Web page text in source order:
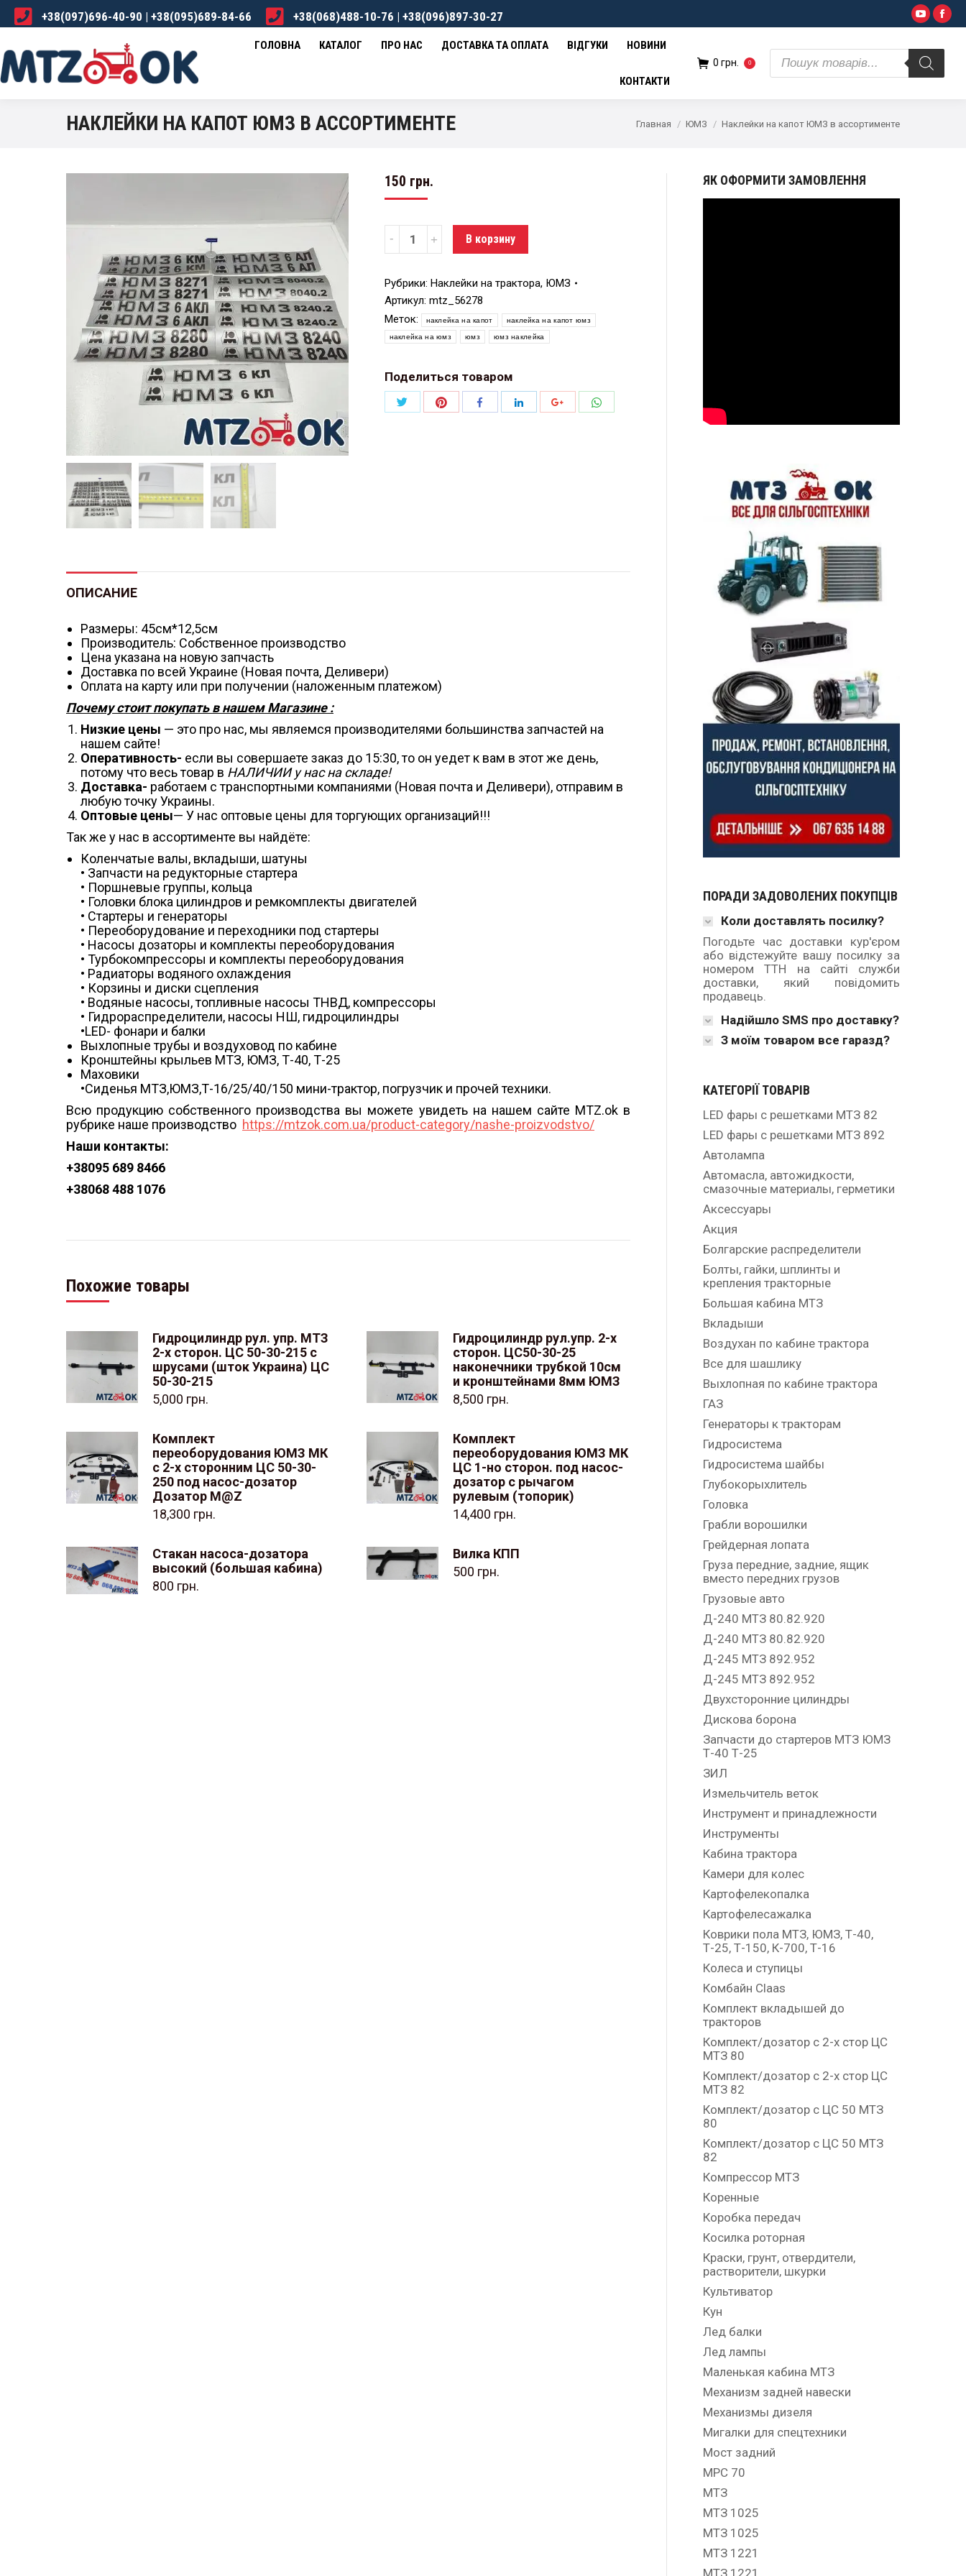
+38(097)696-40-90 | +38(095)689-84-66 +38(068)488-10-76 | +38(096)897-30-27
ГОЛОВНА КАТАЛОГ ПРО НАС ДОСТАВКА ТА ОПЛАТА ВІДГУКИ НОВИНИ
КОНТАКТИ
0грн. 0
Поиск
товаров
НАКЛЕЙКИ НА КАПОТ ЮМЗ В АССОРТИМЕНТЕ Главная ЮМЗ Наклейки на капот ЮМЗ в ассортименте
150 грн.
Количество В корзину
Рубрики: Наклейки на трактора, ЮМЗ
Артикул: mtz_56278
Меток:
наклейка на капот наклейка на капот юмз
наклейка на юмз юмз юмз наклейка
Поделиться товаром
ПоделитьсяПоделитьсяПоделитьсяПоделитьсяПоделитьсяПоделиться
ОПИСАНИЕ
Размеры: 45см*12,5см
Производитель: Собственное производство
Цена указана на новую запчасть
Доставка по всей Украине (Новая почта, Деливери)
Оплата на карту или при получении (наложенным платежом)
Почему стоит покупать в нашем Магазине :
Низкие цены — это про нас, мы являемся производителями большинства запчастей на
нашем сайте!
Оперативность- если вы совершаете заказ до 15:30, то он уедет к вам в этот же день,
потому что весь товар в НАЛИЧИИ у нас на складе!
Доставка- работаем с транспортными компаниями (Новая почта и Деливери), отправим в
любую точку Украины.
Оптовые цены— У нас оптовые цены для торгующих организаций!!!
Так же у нас в ассортименте вы найдёте:
Коленчатые валы, вкладыши, шатуны
• Запчасти на редукторные стартера
• Поршневые группы, кольца
• Головки блока цилиндров и ремкомплекты двигателей
• Стартеры и генераторы
• Переоборудование и переходники под стартеры
• Насосы дозаторы и комплекты переоборудования
• Турбокомпрессоры и комплекты переоборудования
• Радиаторы водяного охлаждения
• Корзины и диски сцепления
• Водяные насосы, топливные насосы ТНВД, компрессоры
• Гидрораспределители, насосы НШ, гидроцилиндры
•LED- фонари и балки
Выхлопные трубы и воздуховод по кабине
Кронштейны крыльев МТЗ, ЮМЗ, Т-40, Т-25
Маховики
•Сиденья МТЗ,ЮМЗ,Т-16/25/40/150 мини-трактор, погрузчик и прочей техники.
Всю продукцию собственного производства вы можете увидеть на нашем сайте MTZ.ok в
рубрике наше производство https://mtzok.com.ua/product-category/nashe-proizvodstvo/
Наши контакты:
+38095 689 8466
+38068 488 1076
Похожие товары
Гидроцилиндр рул. упр. МТЗ
2-х сторон. ЦС 50-30-215 с
шрусами (шток Украина) ЦС
50-30-215
5,000 грн.
Гидроцилиндр рул.упр. 2-х
сторон. ЦС50-30-25
наконечники трубкой 10см
и кронштейнами 8мм ЮМЗ
8,500 грн.
Комплект
переоборудования ЮМЗ МК
с 2-х сторонним ЦС 50-30-
250 под насос-дозатор
Дозатор M@Z
18,300 грн.
Комплект
переоборудования ЮМЗ МК
ЦС 1-но сторон. под насос-
дозатор с рычагом
рулевым (топорик)
14,400 грн.
Стакан насоса-дозатора
высокий (большая кабина)
800 грн.
Вилка КПП
500 грн.
ЯК ОФОРМИТИ ЗАМОВЛЕННЯ
ПОРАДИ ЗАДОВОЛЕНИХ ПОКУПЦІВ
Коли доставлять посилку?
Погодьте час доставки кур'єром
або відстежуйте вашу посилку за
номером ТТН на сайті служби
доставки, який повідомить
продавець.
Надійшло SMS про доставку?
З моїм товаром все гаразд?
КАТЕГОРІЇ ТОВАРІВ
LED фары с решетками МТЗ 82
LED фары с решетками МТЗ 892
Автолампа
Автомасла, автожидкости,
смазочные материалы, герметики
Аксессуары
Акция
Болгарские распределители
Болты, гайки, шплинты и
крепления тракторные
Большая кабина МТЗ
Вкладыши
Воздухан по кабине трактора
Все для шашлику
Выхлопная по кабине трактора
ГАЗ
Генераторы к тракторам
Гидросистема
Гидросистема шайбы
Глубокорыхлитель
Головка
Грабли ворошилки
Грейдерная лопата
Груза передние, задние, ящик
вместо передних грузов
Грузовые авто
Д-240 МТЗ 80.82.920
Д-240 МТЗ 80.82.920
Д-245 МТЗ 892.952
Д-245 МТЗ 892.952
Двухсторонние цилиндры
Дискова борона
Запчасти до стартеров МТЗ ЮМЗ
Т-40 Т-25
ЗИЛ
Измельчитель веток
Инструмент и принадлежности
Инструменты
Кабина трактора
Камери для колес
Картофелекопалка
Картофелесажалка
Коврики пола МТЗ, ЮМЗ, Т-40,
Т-25, Т-150, К-700, Т-16
Колеса и ступицы
Комбайн Claas
Комплект вкладышей до
тракторов
Комплект/дозатор с 2-х стор ЦС
МТЗ 80
Комплект/дозатор с 2-х стор ЦС
МТЗ 82
Комплект/дозатор с ЦС 50 МТЗ
80
Комплект/дозатор с ЦС 50 МТЗ
82
Компрессор МТЗ
Коренные
Коробка передач
Косилка роторная
Краски, грунт, отвердители,
растворители, шкурки
Культиватор
Кун
Лед балки
Лед лампы
Маленькая кабина МТЗ
Механизм задней навески
Механизмы дизеля
Мигалки для спецтехники
Мост задний
МРС 70
МТЗ
МТЗ 1025
МТЗ 1025
МТЗ 1221
МТЗ 1221
ГОЛОВНА КАТАЛОГ ПРО НАС ДОСТАВКА ТА ОПЛАТА ВІДГУКИ НОВИНИ
товаров